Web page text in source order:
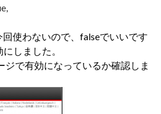
使わないので、falseでいいです
しました。
ジで有効になっているか確認しま